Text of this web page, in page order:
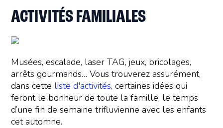
ACTIVITÉS FAMILIALES
Musées, escalade, laser TAG, jeux, bricolages,
arrêts gourmands… Vous trouverez assurément,
dans cette liste d'activités, certaines idées qui
feront le bonheur de toute la famille, le temps
d’une fin de semaine trifluvienne avec les enfants
cet automne.